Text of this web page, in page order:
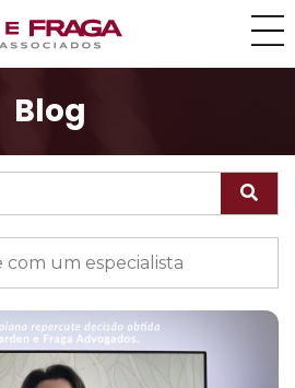
Blog
com um especialista